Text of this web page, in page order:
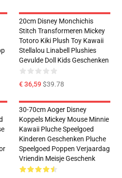
20cm Disney Monchichis
Stitch Transformeren Mickey
Totoro Kiki Plush Toy Kawaii
Stellalou Linabell Plushies
Gevulde Doll Kids Geschenken
€ 36,59$39.78
30-70cm Aoger Disney
Koppels Mickey Mouse Minnie
Kawaii Pluche Speelgoed
Kinderen Geschenken Pluche
Speelgoed Poppen Verjaardag
Vriendin Meisje Geschenk